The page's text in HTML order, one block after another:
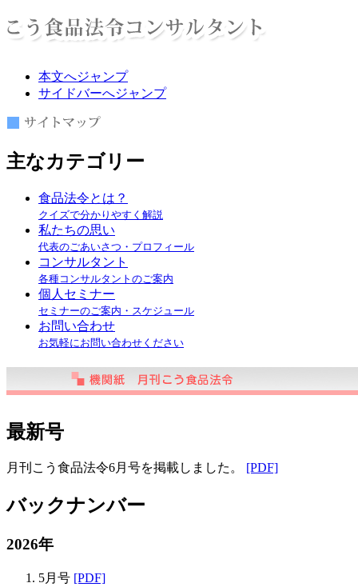
本文へジャンプ
サイドバーへジャンプ
主なカテゴリー
食品法令とは？
クイズで分かりやすく解説
私たちの思い
代表のごあいさつ・プロフィール
コンサルタント
各種コンサルタントのご案内
個人セミナー
セミナーのご案内・スケジュール
お問い合わせ
お気軽にお問い合わせください
最新号
月刊こう食品法令6月号を掲載しました。 [PDF]
バックナンバー
2026年
5月号 [PDF]